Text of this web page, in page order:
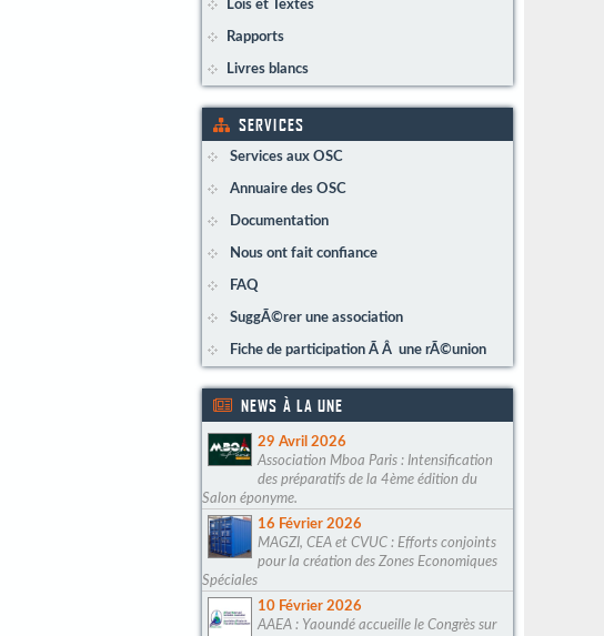
Lois et Textes
Rapports
Livres blancs
SERVICES
Services aux OSC
Annuaire des OSC
Documentation
Nous ont fait confiance
FAQ
SuggÃ©rer une association
Fiche de participation Ã Â une rÃ©union
NEWS À LA UNE
29 Avril 2026
Association Mboa Paris : Intensification
des préparatifs de la 4ème édition du
Salon éponyme.
16 Février 2026
MAGZI, CEA et CVUC : Efforts conjoints
pour la création des Zones Economiques
Spéciales
10 Février 2026
AAEA : Yaoundé accueille le Congrès sur